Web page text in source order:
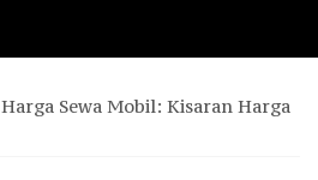
Harga Sewa Mobil: Kisaran Harga